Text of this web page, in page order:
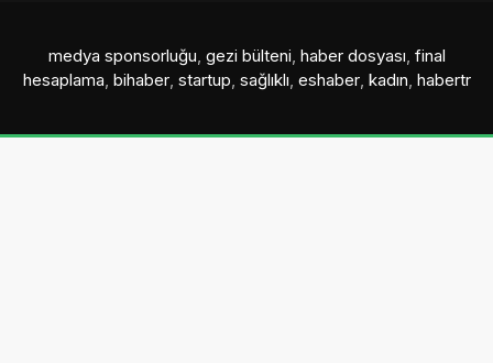
medya sponsorluğu, gezi bülteni, haber dosyası, final
hesaplama, bihaber, startup, sağlıklı, eshaber, kadın, habertr